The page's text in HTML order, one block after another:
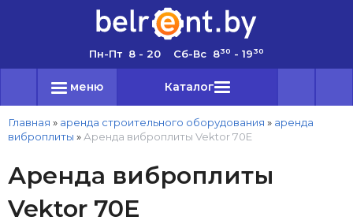
Пн-Пт 8 - 20 Сб-Вс 830 - 1930
меню Каталог
Главная » аренда строительного оборудования » аренда
виброплиты » Аренда виброплиты Vektor 70E
Аренда виброплиты
Vektor 70E